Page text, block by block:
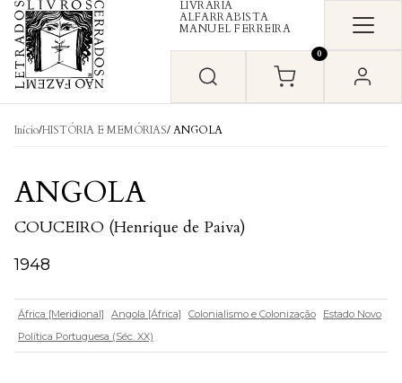
Skip to content
LIVRARIA
ALFARRABISTA
MANUEL FERREIRA
0
Início/HISTÓRIA E MEMÓRIAS/ ANGOLA
ANGOLA
COUCEIRO (Henrique de Paiva)
1948
África [Meridional] Angola [África] Colonialismo e Colonização
Estado Novo
Política Portuguesa (Séc. XX)